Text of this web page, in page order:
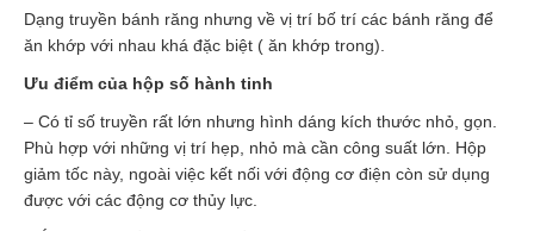
Dạng truyền bánh răng nhưng về vị trí bố trí các bánh răng để
ăn khớp với nhau khá đặc biệt ( ăn khớp trong).
Ưu điểm của hộp số hành tinh
– Có tỉ số truyền rất lớn nhưng hình dáng kích thước nhỏ, gọn.
Phù hợp với những vị trí hẹp, nhỏ mà cần công suất lớn. Hộp
giảm tốc này, ngoài việc kết nối với động cơ điện còn sử dụng
được với các động cơ thủy lực.